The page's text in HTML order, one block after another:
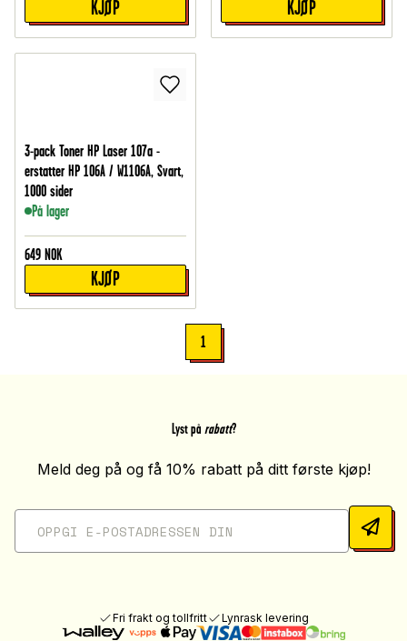
KJØP KJØP
3-pack Toner HP Laser 107a -
erstatter HP 106A / W1106A, Svart,
1000 sider
På lager
649 NOK
KJØP
1
Lyst på rabatt?
Meld deg på og få 10% rabatt på ditt første kjøp!
Fri frakt og tollfritt Lynrask levering